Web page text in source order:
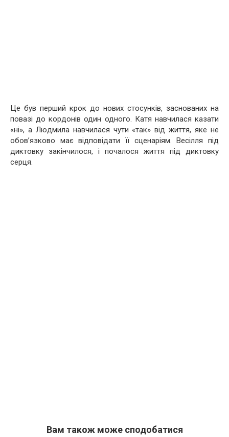
Це був перший крок до нових стосунків, заснованих на
повазі до кордонів один одного. Катя навчилася казати
«ні», а Людмила навчилася чути «так» від життя, яке не
обов’язково має відповідати її сценаріям. Весілля під
диктовку закінчилося, і почалося життя під диктовку
серця.
Вам також може сподобатися